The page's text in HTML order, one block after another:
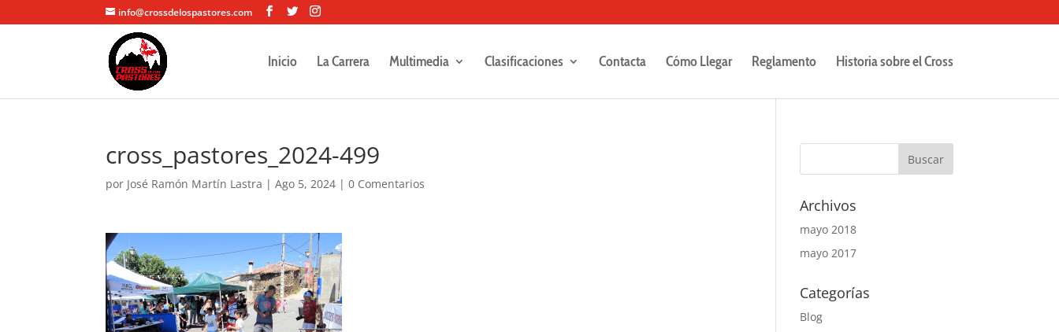
info@crossdelospastores.com
Inicio La Carrera Multimedia Clasificaciones Contacta Cómo Llegar Reglamento Historia sobre el Cross
cross_pastores_2024-499
por José Ramón Martín Lastra |Ago 5, 2024 |0 Comentarios
Archivos
mayo 2018
mayo 2017
Categorías
Blog